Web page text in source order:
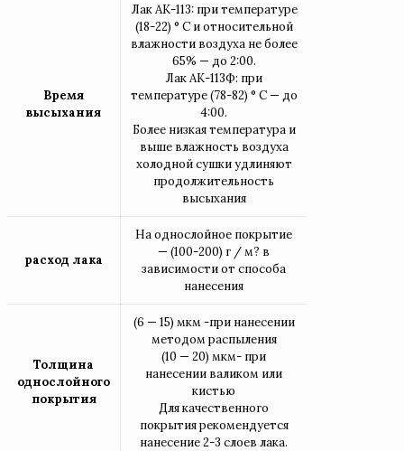
Время
высыхания
Лак АК-113: при температуре
(18-22) ° С и относительной
влажности воздуха не более
65% — до 2:00.
Лак АК-113Ф: при
температуре (78-82) ° С — до
4:00.
Более низкая температура и
выше влажность воздуха
холодной сушки удлиняют
продолжительность
высыхания
расход лака
На однослойное покрытие
— (100-200) г / м? в
зависимости от способа
нанесения
Толщина
однослойного
покрытия
(6 — 15) мкм -при нанесении
методом распыления
(10 — 20) мкм- при
нанесении валиком или
кистью
Для качественного
покрытия рекомендуется
нанесение 2-3 слоев лака.